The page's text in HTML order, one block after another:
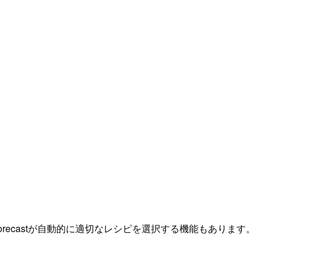
が自動的に適切なレシピを選択する機能もあります。